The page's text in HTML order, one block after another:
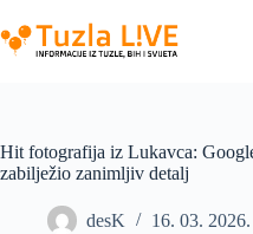
to
content
Hit fotografija iz Lukavca:
zabilježio zanimljiv detalj
desK
16. 03. 2026.